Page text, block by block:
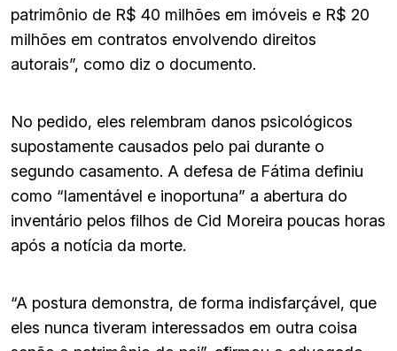
patrimônio de R$ 40 milhões em imóveis e R$ 20
milhões em contratos envolvendo direitos
autorais”, como diz o documento.
No pedido, eles relembram danos psicológicos
supostamente causados pelo pai durante o
segundo casamento. A defesa de Fátima definiu
como “lamentável e inoportuna” a abertura do
inventário pelos filhos de Cid Moreira poucas horas
após a notícia da morte.
“A postura demonstra, de forma indisfarçável, que
eles nunca tiveram interessados em outra coisa